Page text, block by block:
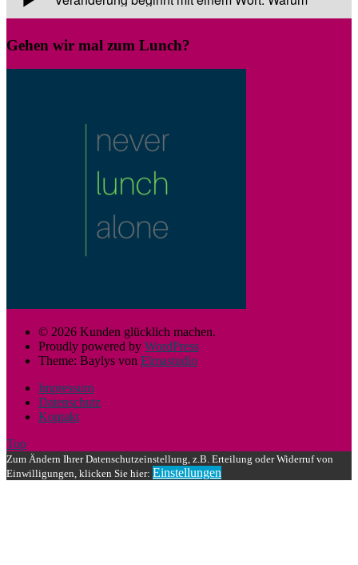
Gehen wir mal zum Lunch?
© 2026 Kunden glücklich machen.
Proudly powered by WordPress
Theme: Baylys von Elmastudio
Impressum
Datenschutz
Kontakt
Top
Zum Ändern Ihrer Datenschutzeinstellung, z.B. Erteilung oder Widerruf von
Einwilligungen, klicken Sie hier: Einstellungen